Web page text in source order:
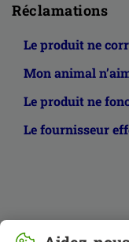
Réclamations
Le produit ne
Mon animal
Le produit ne
Le fournisseur